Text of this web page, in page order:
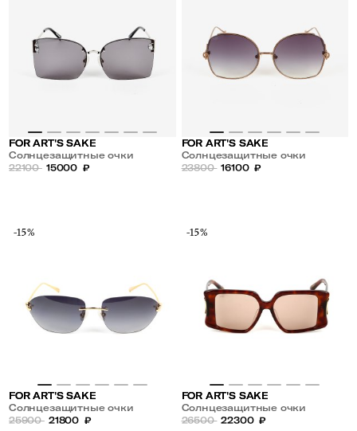
FOR ART'S SAKE
Солнцезащитные очки
22100 15000 ₽
FOR ART'S SAKE
Солнцезащитные очки
23800 16100 ₽
-15%
FOR ART'S SAKE
Солнцезащитные очки
25900 21800 ₽
-15%
FOR ART'S SAKE
Солнцезащитные очки
26500 22300 ₽